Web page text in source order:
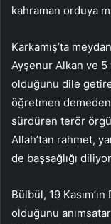
kahraman orduya
Karkamış’ta
Ayşenur Alkan ve 5
olduğunu dile
öğretmen demeden
sürdüren terör
Allah’tan rahmet,
de başsağlığı
Bülbül, 19
olduğunu